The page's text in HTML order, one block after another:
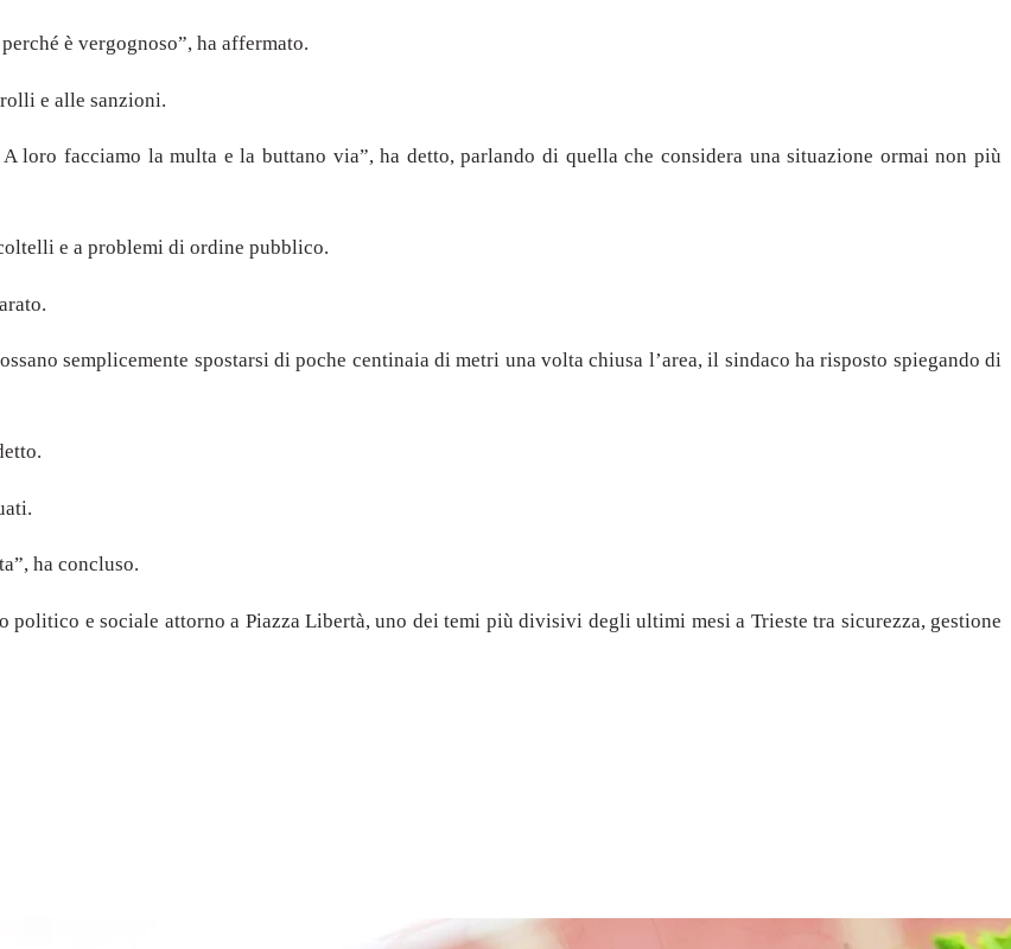
è vergognoso”, ha affermato.
e alle sanzioni.
facciamo la multa e la buttano via”, ha detto, parlando di quella che considera una situazione ormai non più
e a problemi di ordine pubblico.
semplicemente spostarsi di poche centinaia di metri una volta chiusa l’area, il sindaco ha risposto spiegando di
ha concluso.
e sociale attorno a Piazza Libertà, uno dei temi più divisivi degli ultimi mesi a Trieste tra sicurezza, gestione